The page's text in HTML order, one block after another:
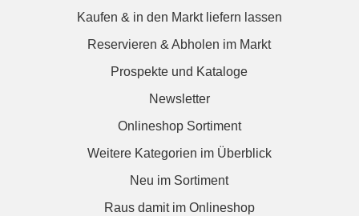
Kaufen & in den Markt liefern lassen
Reservieren & Abholen im Markt
Prospekte und Kataloge
Newsletter
Onlineshop Sortiment
Weitere Kategorien im Überblick
Neu im Sortiment
Raus damit im Onlineshop